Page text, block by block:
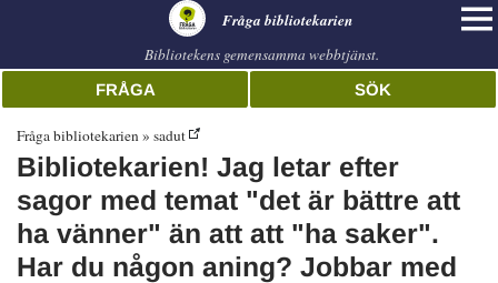
Fråga bibliotekarien
Bibliotekens gemensamma webbtjänst.
FRÅGA SÖK
Fråga bibliotekarien sadut
Bibliotekarien! Jag letar efter
sagor med temat "det är bättre att
ha vänner" än att att "ha saker".
Har du någon aning? Jobbar med